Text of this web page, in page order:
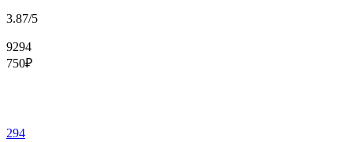
3.87/5
9294
750₽
294